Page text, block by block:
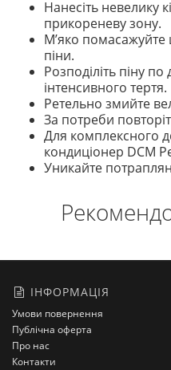
Нанесіть невелику
прикореневу зону.
М’яко помасажуйте
піни.
Розподіліть піну
інтенсивного тертя.
Ретельно змийте
За потреби
Для комплексного
кондиціонер DCM
Уникайте
ІНФОРМАЦІЯ
Умови повернення
Публічна оферта
Про нас
Контакти